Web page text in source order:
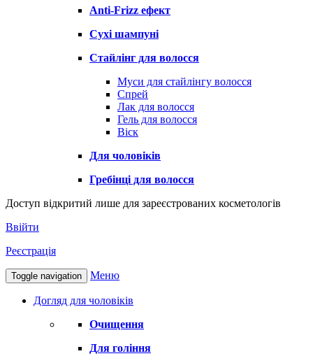
Anti-Frizz ефект
Сухі шампуні
Стайлінг для волосся
Муси для стайлінгу волосся
Спрей
Лак для волосся
Гель для волосся
Віск
Для чоловіків
Гребінці для волосся
Доступ відкритий лише для зареєстрованих косметологів
Ввійти
Реєстрація
Toggle navigation Меню
Догляд для чоловіків
Очищення
Для гоління